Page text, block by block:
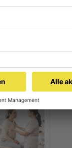
Verfügung gestellt.